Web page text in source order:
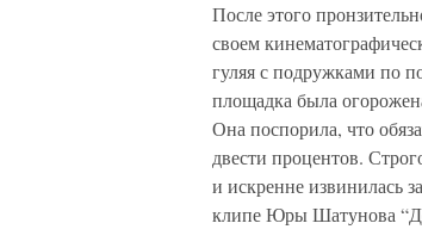
После этого
своем
гуляя с подружками по
площадка была
Она поспорила, что
двести процентов.
и искренне извинилась
клипе Юры Шатунова